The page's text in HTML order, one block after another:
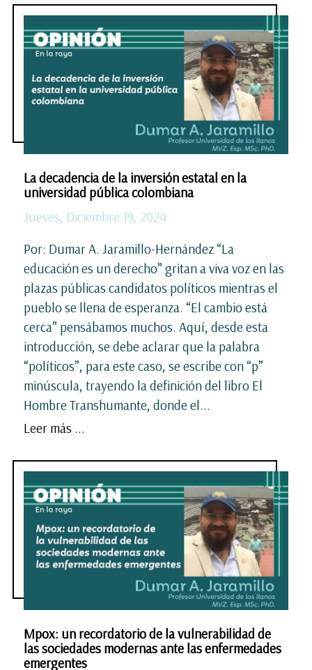
La decadencia de la inversión estatal en la
universidad pública colombiana
Jueves, Diciembre 19, 2024
Por: Dumar A. Jaramillo-Hernández “La
educación es un derecho” gritan a viva voz en las
plazas públicas candidatos políticos mientras el
pueblo se llena de esperanza. “El cambio está
cerca” pensábamos muchos. Aquí, desde esta
introducción, se debe aclarar que la palabra
“políticos”, para este caso, se escribe con “p”
minúscula, trayendo la definición del libro El
Hombre Transhumante, donde el...
Leer más ...
Mpox: un recordatorio de la vulnerabilidad de
las sociedades modernas ante las enfermedades
emergentes